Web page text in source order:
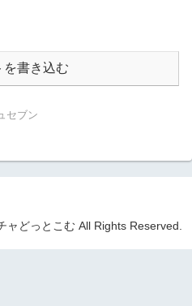
を書き込む
セブン
どっとこむ All Rights Reserved.